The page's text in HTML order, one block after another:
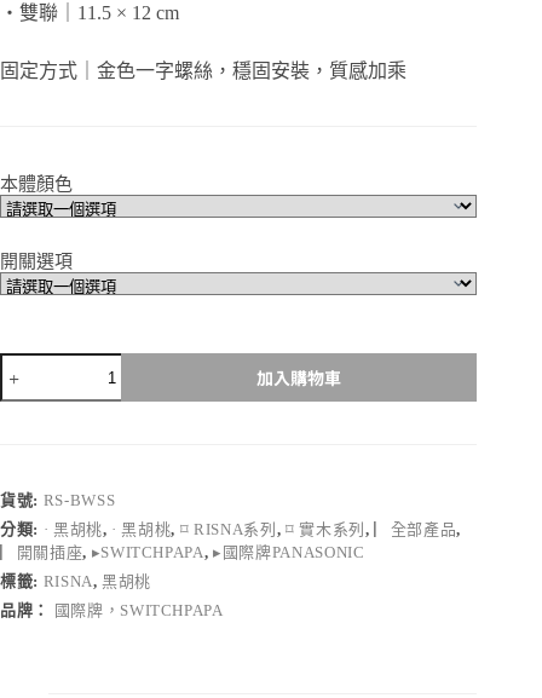
・雙聯｜11.5 × 12 cm
固定方式｜金色一字螺絲，穩固安裝，質感加乘
本體顏色
開關選項
switchpapa
黑
系
列
數
量
加入購物車
貨號: RS-BWSS
分類: · 黑胡桃, · 黑胡桃, ⌑ RISNA系列 , ⌑ 實木系列 , ▏全部產品,
▏開關插座, ▸SWITCHPAPA,▸國際牌PANASONIC
標籤: RISNA,黑胡桃
品牌：
國際牌，SWITCHPAPA